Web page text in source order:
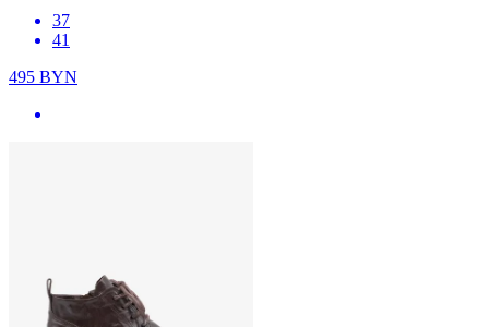
37
41
495 BYN